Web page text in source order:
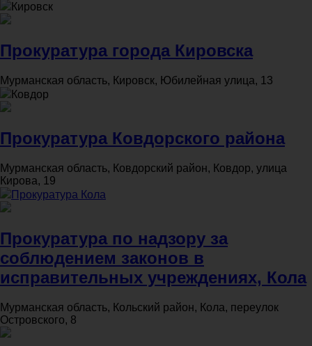
Кировск
Прокуратура города Кировска
Мурманская область, Кировск, Юбилейная улица, 13
Ковдор
Прокуратура Ковдорского района
Мурманская область, Ковдорский район, Ковдор, улица
Кирова, 19
Прокуратура Кола
Прокуратура по надзору за
соблюдением законов в
исправительных учреждениях, Кола
Мурманская область, Кольский район, Кола, переулок
Островского, 8